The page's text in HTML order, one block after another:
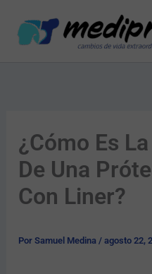
contenido
¿Cómo Es
De Una
Con Liner?
PorSamuel Medina /agosto 22,